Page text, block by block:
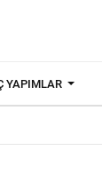
YAPIMLAR